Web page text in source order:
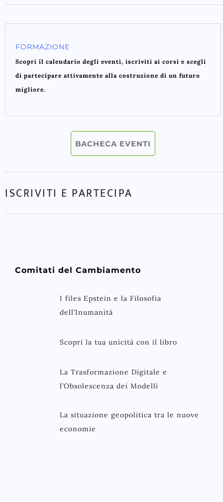
FORMAZIONE
Scopri il calendario degli eventi, iscriviti ai corsi e scegli
di partecipare attivamente alla costruzione di un futuro
migliore.
BACHECA EVENTI
ISCRIVITI E PARTECIPA
Comitati del Cambiamento
I files Epstein e la Filosofia
dell’Inumanità
Scopri la tua unicità con il libro
La Trasformazione Digitale e
l’Obsolescenza dei Modelli
La situazione geopolitica tra le nuove
economie